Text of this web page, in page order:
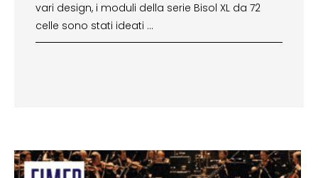
vari design, i moduli della serie Bisol XL da 72
celle sono stati ideati …